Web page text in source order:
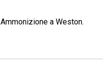
Ammonizione a Weston.